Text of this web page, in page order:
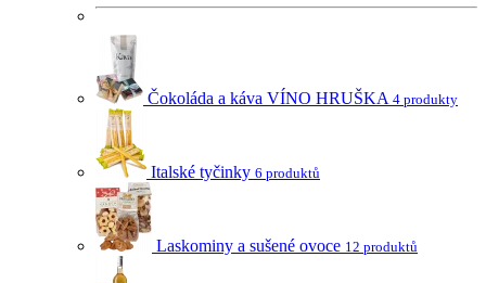
Čokoláda a káva VÍNO HRUŠKA 4 produkty
Italské tyčinky 6 produktů
Laskominy a sušené ovoce 12 produktů